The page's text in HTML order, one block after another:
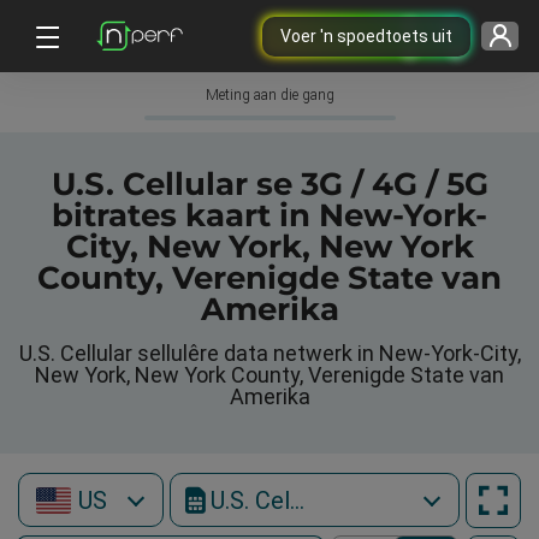
Voer 'n spoedtoets uit
Meting aan die gang
U.S. Cellular se 3G / 4G / 5G
bitrates kaart in New-York-
City, New York, New York
County, Verenigde State van
Amerika
U.S. Cellular sellulêre data netwerk in New-York-City,
New York, New York County, Verenigde State van
Amerika
US U.S. Cellular